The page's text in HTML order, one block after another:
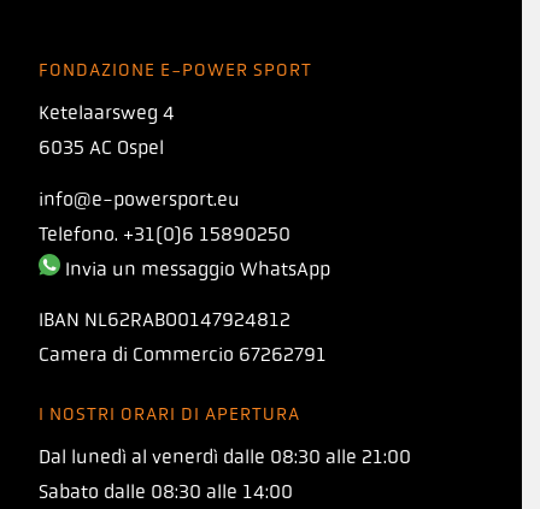
FONDAZIONE E-POWER SPORT
Ketelaarsweg 4
6035 AC Ospel
info@e-powersport.eu
Telefono. +31(0)6 15890250
Invia un messaggio WhatsApp
IBAN NL62RABO0147924812
Camera di Commercio 67262791
I NOSTRI ORARI DI APERTURA
Dal lunedì al venerdì dalle 08:30 alle 21:00
Sabato dalle 08:30 alle 14:00
PRESENTAZIONE
TORQ 1:1 PROTO